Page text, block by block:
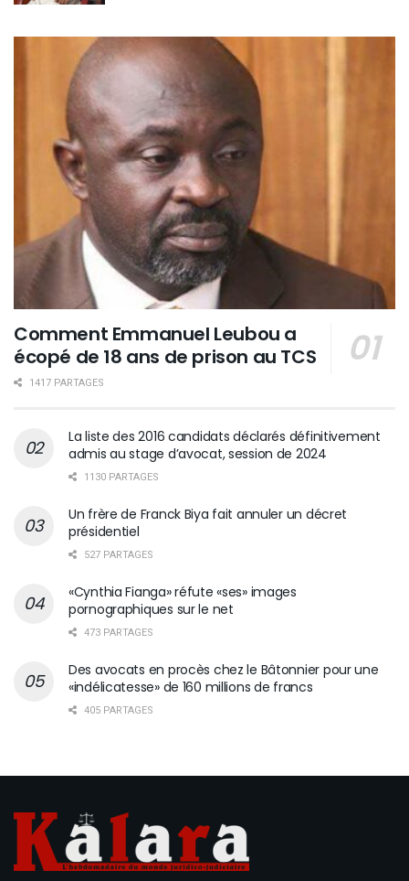
Comment Emmanuel Leubou a
écopé de 18 ans de prison au TCS
1417 PARTAGES
La liste des 2016 candidats déclarés définitivement
admis au stage d’avocat, session de 2024
1130 PARTAGES
Un frère de Franck Biya fait annuler un décret
présidentiel
527 PARTAGES
«Cynthia Fianga» réfute «ses» images
pornographiques sur le net
473 PARTAGES
Des avocats en procès chez le Bâtonnier pour une
«indélicatesse» de 160 millions de francs
405 PARTAGES